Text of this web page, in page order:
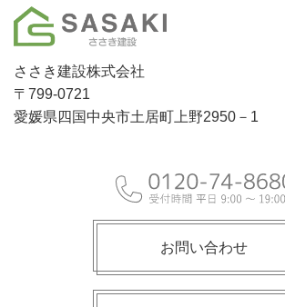
ささき建設株式会社
〒799-0721
愛媛県四国中央市土居町上野2950－1
お問い合わせ